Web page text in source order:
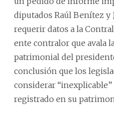
diputados Raúl Benítez y
requerir datos a la
ente contralor que avala
patrimonial del
conclusión que los
considerar
registrado en su